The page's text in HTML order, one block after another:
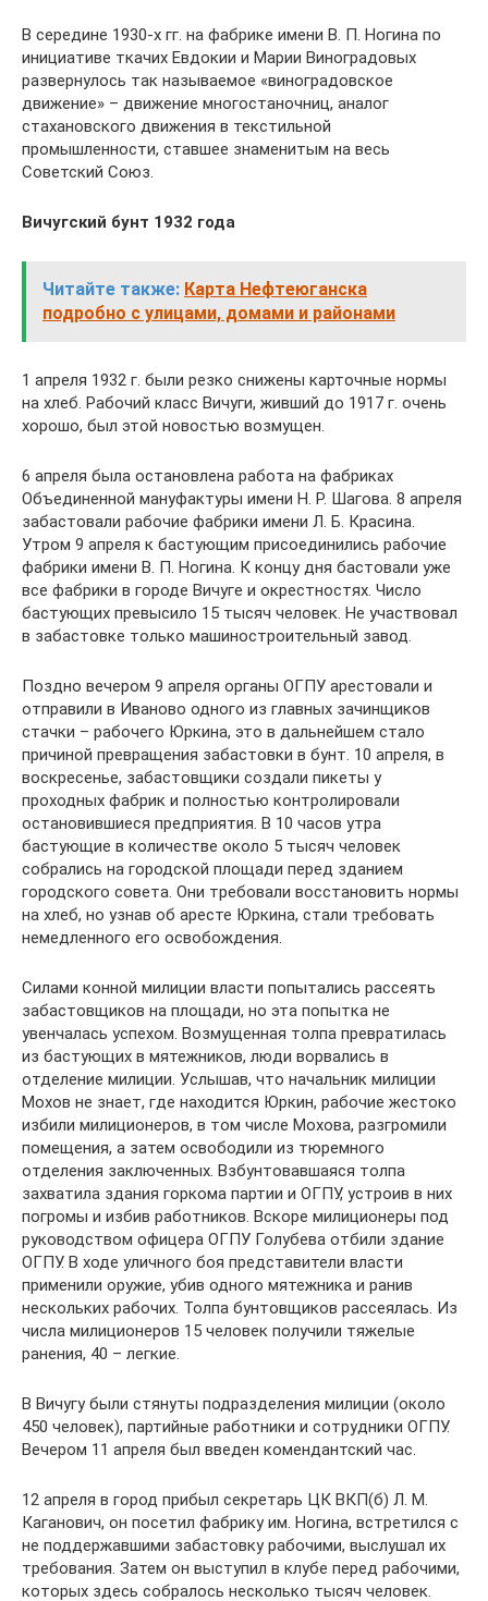
В середине 1930-х гг. на фабрике имени В. П. Ногина по
инициативе ткачих Евдокии и Марии Виноградовых
развернулось так называемое «виноградовское
движение» – движение многостаночниц, аналог
стахановского движения в текстильной
промышленности, ставшее знаменитым на весь
Советский Союз.
Вичугский бунт 1932 года
Читайте также: Карта Нефтеюганска
подробно с улицами, домами и районами
1 апреля 1932 г. были резко снижены карточные нормы
на хлеб. Рабочий класс Вичуги, живший до 1917 г. очень
хорошо, был этой новостью возмущен.
6 апреля была остановлена работа на фабриках
Объединенной мануфактуры имени Н. Р. Шагова. 8 апреля
забастовали рабочие фабрики имени Л. Б. Красина.
Утром 9 апреля к бастующим присоединились рабочие
фабрики имени В. П. Ногина. К концу дня бастовали уже
все фабрики в городе Вичуге и окрестностях. Число
бастующих превысило 15 тысяч человек. Не участвовал
в забастовке только машиностроительный завод.
Поздно вечером 9 апреля органы OГПУ арестовали и
отправили в Иваново одного из главных зачинщиков
стачки – рабочего Юркина, это в дальнейшем стало
причиной превращения забастовки в бунт. 10 апреля, в
воскресенье, забастовщики создали пикеты у
проходных фабрик и полностью контролировали
остановившиеся предприятия. В 10 часов утра
бастующие в количестве около 5 тысяч человек
собрались на городской площади перед зданием
городского совета. Они требовали восстановить нормы
на хлеб, но узнав об аресте Юркина, стали требовать
немедленного его освобождения.
Силами конной милиции власти попытались рассеять
забастовщиков на площади, но эта попытка не
увенчалась успехом. Возмущенная толпа превратилась
из бастующих в мятежников, люди ворвались в
отделение милиции. Услышав, что начальник милиции
Мохов не знает, где находится Юркин, рабочие жестоко
избили милиционеров, в том числе Мохова, разгромили
помещения, а затем освободили из тюремного
отделения заключенных. Взбунтовавшаяся толпа
захватила здания горкома партии и ОГПУ, устроив в них
погромы и избив работников. Вскоре милиционеры под
руководством офицера ОГПУ Голубева отбили здание
ОГПУ. В ходе уличного боя представители власти
применили оружие, убив одного мятежника и ранив
нескольких рабочих. Толпа бунтовщиков рассеялась. Из
числа милиционеров 15 человек получили тяжелые
ранения, 40 – легкие.
В Вичугу были стянуты подразделения милиции (около
450 человек), партийные работники и сотрудники ОГПУ.
Вечером 11 апреля был введен комендантский час.
12 апреля в город прибыл секретарь ЦК ВКП(б) Л. М.
Каганович, он посетил фабрику им. Ногина, встретился с
не поддержавшими забастовку рабочими, выслушал их
требования. Затем он выступил в клубе перед рабочими,
которых здесь собралось несколько тысяч человек.